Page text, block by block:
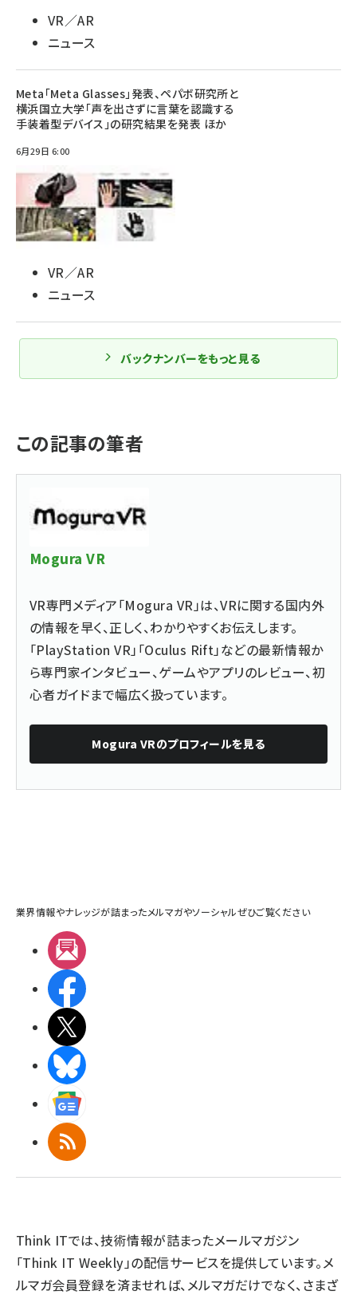
VR／AR
ニュース
Meta「Meta Glasses」発表、ペパボ研究所と
横浜国立大学「声を出さずに言葉を認識する
手装着型デバイス」の研究結果を発表 ほか
6月29日 6:00
VR／AR
ニュース
バックナンバーをもっと見る
この記事の筆者
Mogura VR
VR専門メディア「Mogura VR」は、VRに関する国内外
の情報を早く、正しく、わかりやすくお伝えします。
「PlayStation VR」「Oculus Rift」などの最新情報か
ら専門家インタビュー、ゲームやアプリのレビュー、初
心者ガイドまで幅広く扱っています。
Mogura VRのプロフィールを見る
業界情報やナレッジが詰まったメルマガやソーシャルぜひご覧ください
RSS
Think ITでは、技術情報が詰まったメールマガジン
「Think IT Weekly」の配信サービスを提供しています。メ
ルマガ会員登録を済ませれば、メルマガだけでなく、さまざ